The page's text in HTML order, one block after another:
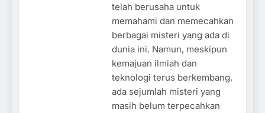
telah berusaha untuk
memahami dan memecahkan
berbagai misteri yang ada di
dunia ini. Namun, meskipun
kemajuan ilmiah dan
teknologi terus berkembang,
ada sejumlah misteri yang
masih belum terpecahkan